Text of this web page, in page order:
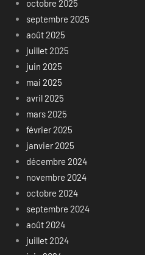
octobre 2025
septembre 2025
août 2025
juillet 2025
juin 2025
mai 2025
avril 2025
mars 2025
février 2025
janvier 2025
décembre 2024
novembre 2024
octobre 2024
septembre 2024
août 2024
juillet 2024